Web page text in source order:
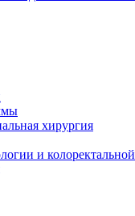
хирургия
и